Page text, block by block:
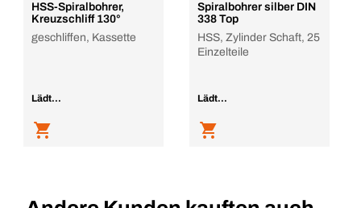
HSS-Spiralbohrer,
Kreuzschliff 130°
geschliffen, Kassette
Lädt...
Spiralbohrer silber DIN
338 Top
HSS, Zylinder Schaft, 25
Einzelteile
Lädt...